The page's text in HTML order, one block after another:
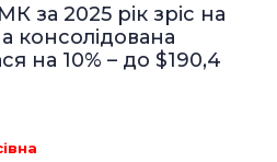
за 2025 рік зріс на
консолідована
на 10% – до $190,4